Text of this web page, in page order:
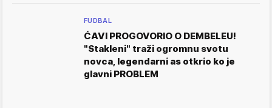
FUDBAL
ĆAVI PROGOVORIO O DEMBELEU!
"Stakleni" traži ogromnu svotu
novca, legendarni as otkrio ko je
glavni PROBLEM